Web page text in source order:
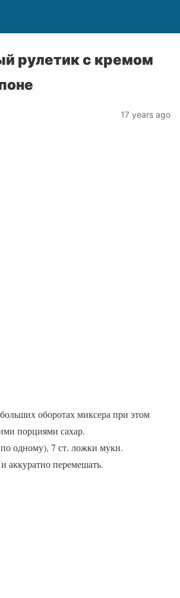
рулетик с кремом
17 years ago
оборотах миксера при этом
порциями сахар.
одному), 7 ст. ложки муки.
аккуратно перемешать.